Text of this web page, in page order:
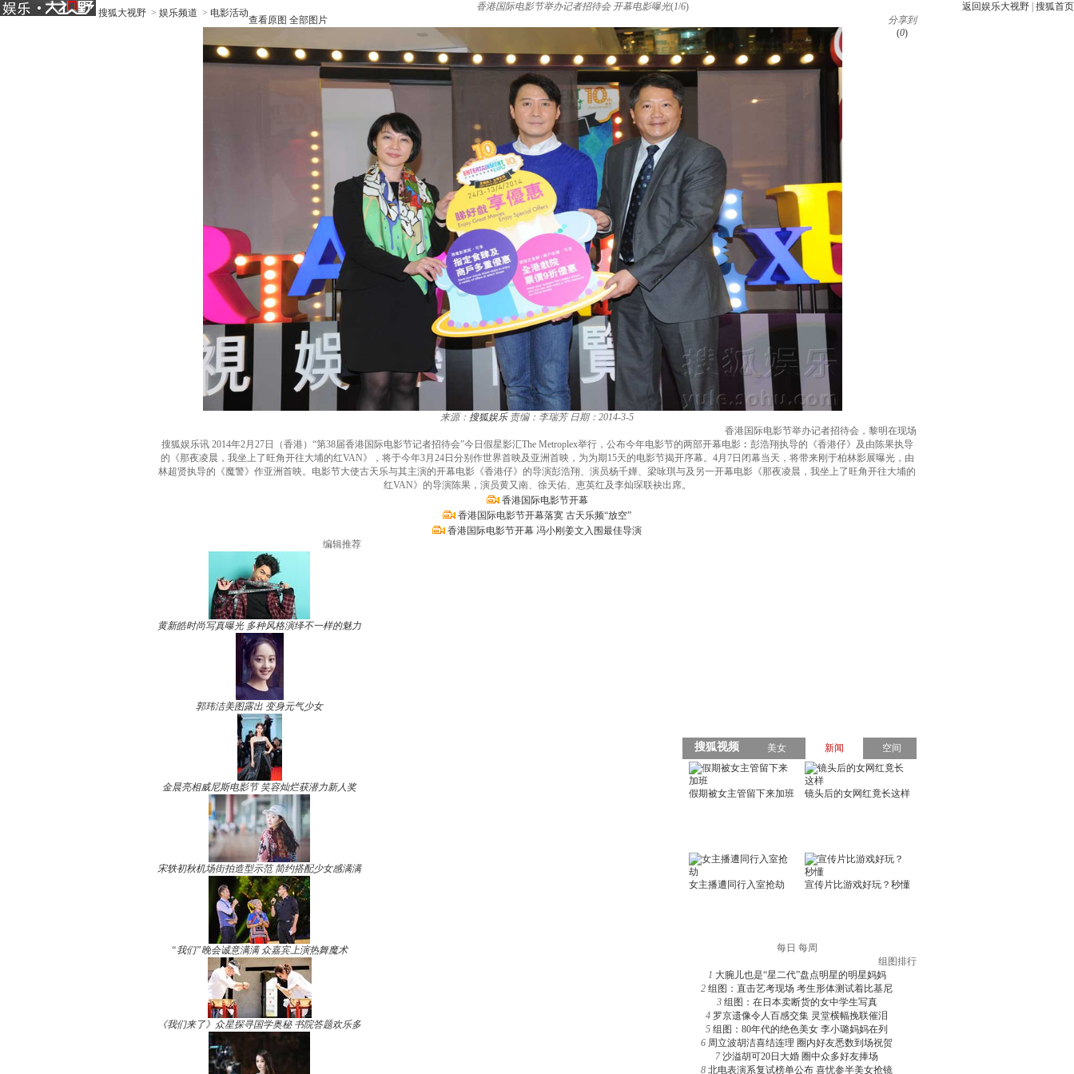
搜狐大视野 > 娱乐频道 > 电影活动
返回娱乐大视野 搜狐首页
香港国际电影节举办记者招待会 开幕电影曝光(1/6)
查看原图 全部图片
分享到
(0)
来源： 搜狐娱乐 责编：李瑞芳 日期：2014-3-5
香港国际电影节举办记者招待会，黎明在现场
搜狐娱乐讯 2014年2月27日（香港）“第38届香港国际电影节记者招待会”今日假星影汇The Metroplex举行，公布今年电影节的两部开幕电影︰彭浩翔执导的《香港仔》及由陈果执导
的《那夜凌晨，我坐上了旺角开往大埔的红VAN》，将于今年3月24日分别作世界首映及亚洲首映，为为期15天的电影节揭开序幕。4月7日闭幕当天，将带来刚于柏林影展曝光，由
林超贤执导的《魔警》作亚洲首映。电影节大使古天乐与其主演的开幕电影《香港仔》的导演彭浩翔、演员杨千嬅、梁咏琪与及另一开幕电影《那夜凌晨，我坐上了旺角开往大埔的
红VAN》的导演陈果，演员黄又南、徐天佑、恵英红及李灿琛联袂出席。
香港国际电影节开幕
香港国际电影节开幕落寞 古天乐频“放空”
香港国际电影节开幕 冯小刚姜文入围最佳导演
编辑推荐
黄新皓时尚写真曝光 多种风格演绎不一样的魅力
郭玮洁美图露出 变身元气少女
金晨亮相威尼斯电影节 笑容灿烂获潜力新人奖
宋轶初秋机场街拍造型示范 简约搭配少女感满满
“我们”晚会诚意满满 众嘉宾上演热舞魔术
《我们来了》众星探寻国学奥秘 书院答题欢乐多
每日 每周
组图排行
1 大腕儿也是“星二代”盘点明星的明星妈妈
2 组图：直击艺考现场 考生形体测试着比基尼
3 组图：在日本卖断货的女中学生写真
4 罗京遗像令人百感交集 灵堂横幅挽联催泪
5 组图：80年代的绝色美女 李小璐妈妈在列
6 周立波胡洁喜结连理 圈内好友悉数到场祝贺
7 沙溢胡可20日大婚 圈中众多好友捧场
8 北电表演系复试榜单公布 喜忧参半美女抢镜